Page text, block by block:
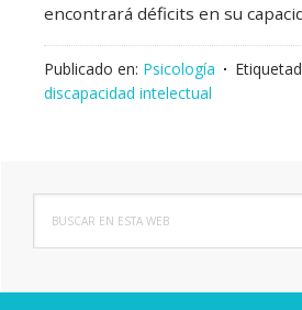
encontrará déficits en su
Publicado en: Psicología
discapacidad intelectual
Barra
lateral
principal
esta